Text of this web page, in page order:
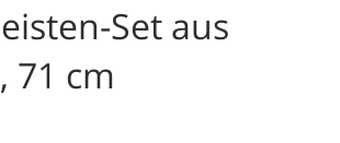
Set aus
71 cm